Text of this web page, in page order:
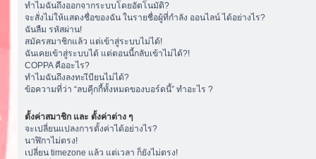
ทำไมฉันถึงออกจากระบบโดยอัตโนมัติ?
จะสั่งไม่ให้แสดงชื่อของฉัน ในรายชื่อผู้ที่กำลัง ออนไลน์ ได้อย่างไร?
ฉันลืม รหัสผ่าน!
สมัครสมาชิกแล้ว แต่เข้าสู่ระบบไม่ได้!
ฉันเคยเข้าสู่ระบบได้ แต่ตอนนี้กลับเข้าไม่ได้?!
COPPA คืออะไร?
ทำไมฉันถึงลงทะเีบียนไม่ได้?
ข้อความที่ว่า “ลบคุีกกี้ทั้งหมดของบอร์ดนี้” ทำอะไร ?
ตั้งค่าสมาชิก และ ตั้งค่าต่าง ๆ
จะเปลี่ยนแปลงการตั้งค่าได้อย่างไร?
นาฬิกาไม่ตรง!
เปลี่ยน timezone แล้ว แต่เวลา ก็ยังไม่ตรง!